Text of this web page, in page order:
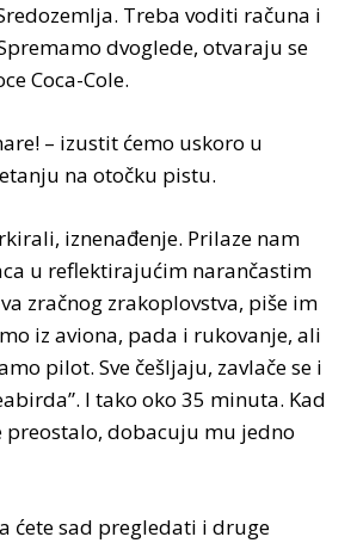
Treba voditi računa i
dvoglede, otvaraju se
Coca-Cole.
– izustit ćemo uskoro u
na otočku pistu.
iznenađenje. Prilaze nam
u reflektirajućim narančastim
zračnog zrakoplovstva, piše im
iz aviona, pada i rukovanje, ali
pilot. Sve češljaju, zavlače se i
I tako oko 35 minuta. Kad
preostalo, dobacuju mu jedno
ćete sad pregledati i druge